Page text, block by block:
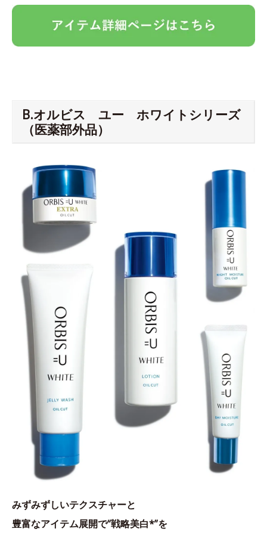
B.オルビス ユー ホワイトシリーズ
（医薬部外品）
みずみずしいテクスチャーと
豊富なアイテム展開で“戦略美白*”を